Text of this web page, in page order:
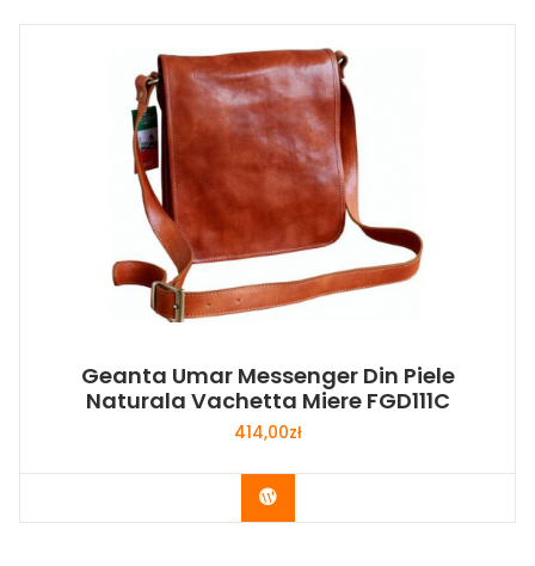
Geanta Umar Messenger Din Piele
Naturala Vachetta Miere FGD111C
414,00zł
Buy Now